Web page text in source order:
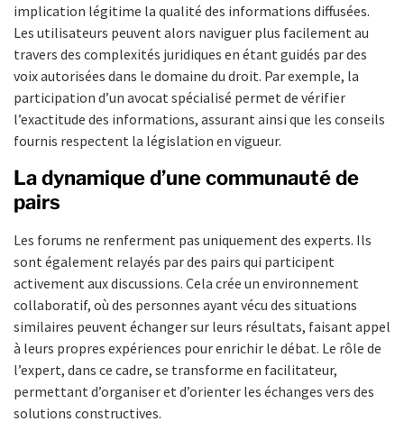
implication légitime la qualité des informations diffusées.
Les utilisateurs peuvent alors naviguer plus facilement au
travers des complexités juridiques en étant guidés par des
voix autorisées dans le domaine du droit. Par exemple, la
participation d’un avocat spécialisé permet de vérifier
l’exactitude des informations, assurant ainsi que les conseils
fournis respectent la législation en vigueur.
La dynamique d’une communauté de
pairs
Les forums ne renferment pas uniquement des experts. Ils
sont également relayés par des pairs qui participent
activement aux discussions. Cela crée un environnement
collaboratif, où des personnes ayant vécu des situations
similaires peuvent échanger sur leurs résultats, faisant appel
à leurs propres expériences pour enrichir le débat. Le rôle de
l’expert, dans ce cadre, se transforme en facilitateur,
permettant d’organiser et d’orienter les échanges vers des
solutions constructives.